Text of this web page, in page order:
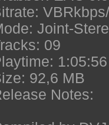
Joint-
09
92,6 MB
Notes: